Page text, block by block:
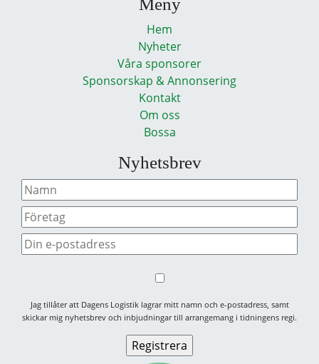
Meny
Hem
Nyheter
Våra sponsorer
Sponsorskap & Annonsering
Kontakt
Om oss
Bossa
Nyhetsbrev
Jag tillåter att Dagens Logistik lagrar mitt namn och e-postadress, samt
skickar mig nyhetsbrev och inbjudningar till arrangemang i tidningens regi.